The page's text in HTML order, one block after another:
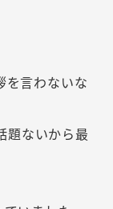
を言わないな
題ないから最